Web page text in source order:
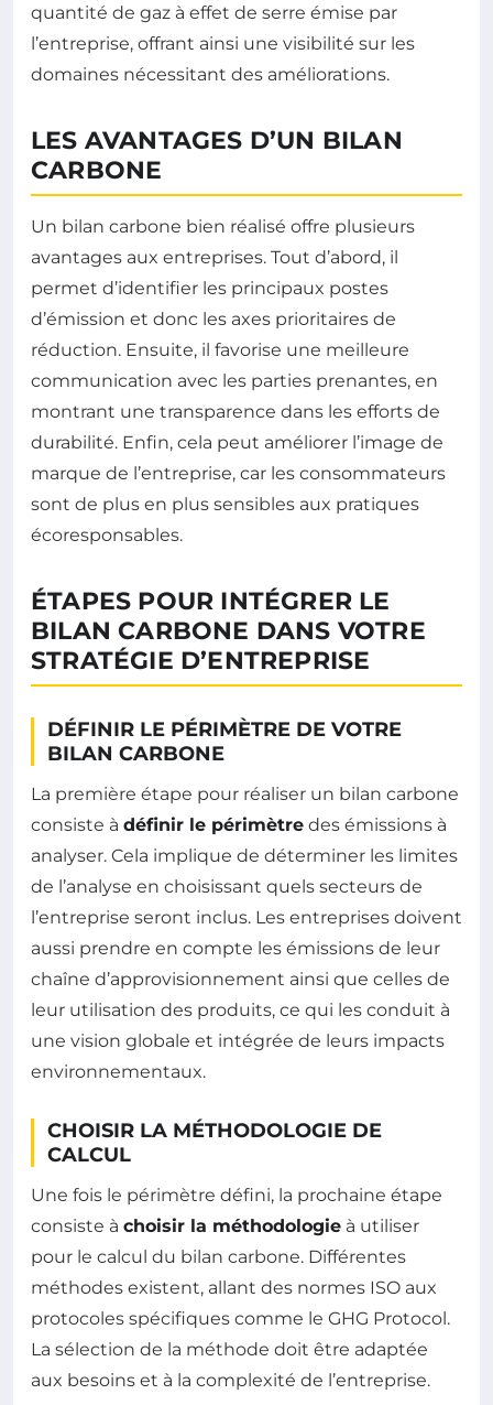
quantité de gaz à effet de serre émise par
l’entreprise, offrant ainsi une visibilité sur les
domaines nécessitant des améliorations.
LES AVANTAGES D’UN BILAN
CARBONE
Un bilan carbone bien réalisé offre plusieurs
avantages aux entreprises. Tout d’abord, il
permet d’identifier les principaux postes
d’émission et donc les axes prioritaires de
réduction. Ensuite, il favorise une meilleure
communication avec les parties prenantes, en
montrant une transparence dans les efforts de
durabilité. Enfin, cela peut améliorer l’image de
marque de l’entreprise, car les consommateurs
sont de plus en plus sensibles aux pratiques
écoresponsables.
ÉTAPES POUR INTÉGRER LE
BILAN CARBONE DANS VOTRE
STRATÉGIE D’ENTREPRISE
DÉFINIR LE PÉRIMÈTRE DE VOTRE
BILAN CARBONE
La première étape pour réaliser un bilan carbone
consiste à définir le périmètre des émissions à
analyser. Cela implique de déterminer les limites
de l’analyse en choisissant quels secteurs de
l’entreprise seront inclus. Les entreprises doivent
aussi prendre en compte les émissions de leur
chaîne d’approvisionnement ainsi que celles de
leur utilisation des produits, ce qui les conduit à
une vision globale et intégrée de leurs impacts
environnementaux.
CHOISIR LA MÉTHODOLOGIE DE
CALCUL
Une fois le périmètre défini, la prochaine étape
consiste à choisir la méthodologie à utiliser
pour le calcul du bilan carbone. Différentes
méthodes existent, allant des normes ISO aux
protocoles spécifiques comme le GHG Protocol.
La sélection de la méthode doit être adaptée
aux besoins et à la complexité de l’entreprise.